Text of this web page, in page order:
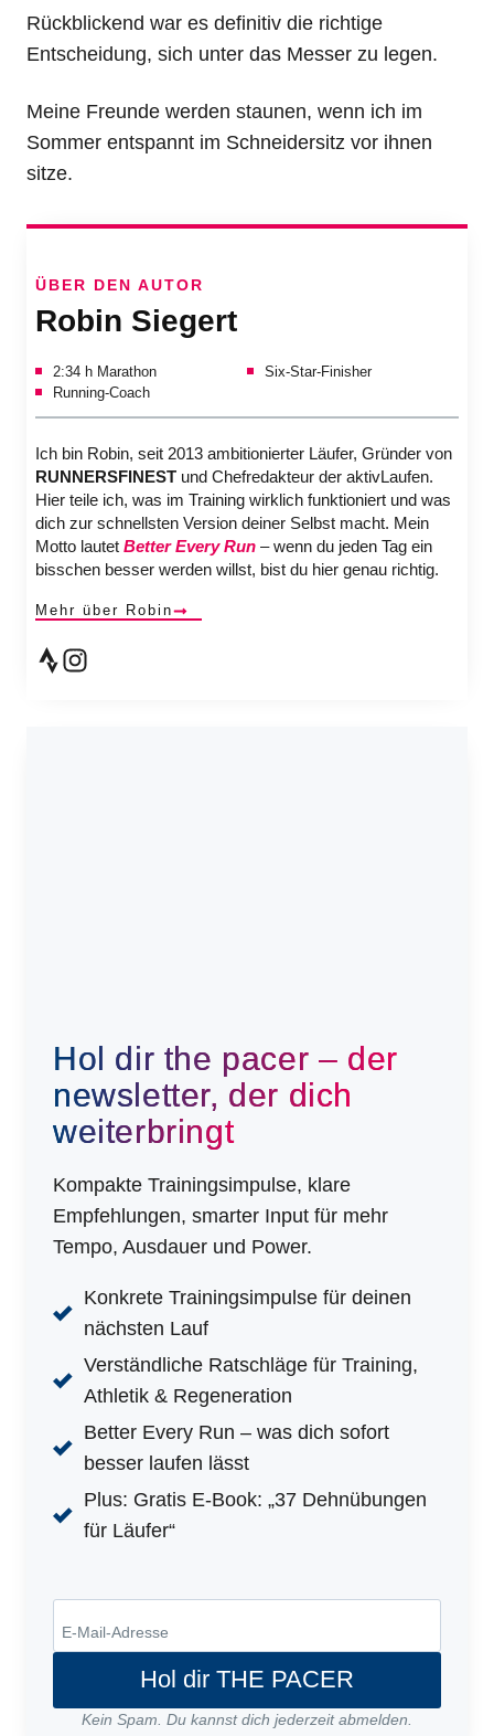
Rückblickend war es definitiv die richtige
Entscheidung, sich unter das Messer zu legen.
Meine Freunde werden staunen, wenn ich im
Sommer entspannt im Schneidersitz vor ihnen
sitze.
ÜBER DEN AUTOR
Robin Siegert
2:34 h Marathon
Six-Star-Finisher
Running-Coach
Ich bin Robin, seit 2013 ambitionierter Läufer, Gründer von
RUNNERSFINEST und Chefredakteur der aktivLaufen.
Hier teile ich, was im Training wirklich funktioniert und was
dich zur schnellsten Version deiner Selbst macht. Mein
Motto lautet Better Every Run – wenn du jeden Tag ein
bisschen besser werden willst, bist du hier genau richtig.
Mehr über Robin
Hol dir the pacer – der
newsletter, der dich
weiterbringt
Kompakte Trainingsimpulse, klare
Empfehlungen, smarter Input für mehr
Tempo, Ausdauer und Power.
Konkrete Trainingsimpulse für deinen
nächsten Lauf
Verständliche Ratschläge für Training,
Athletik & Regeneration
Better Every Run – was dich sofort
besser laufen lässt
Plus: Gratis E-Book: „37 Dehnübungen
für Läufer“
Hol dir THE PACER
Kein Spam. Du kannst dich jederzeit abmelden.